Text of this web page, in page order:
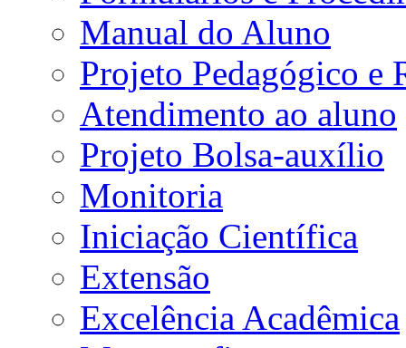
Manual do Aluno
Projeto Pedagógico e
Atendimento ao aluno
Projeto Bolsa-auxílio
Monitoria
Iniciação Científica
Extensão
Excelência Acadêmica